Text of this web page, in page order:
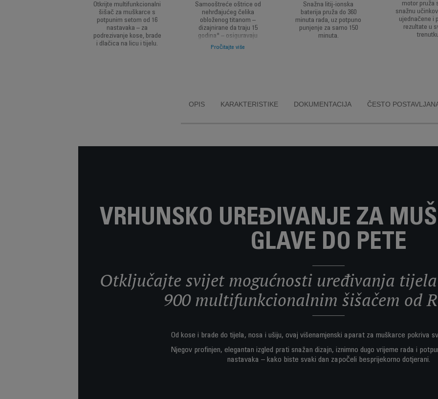
Otkrijte multifunkcionalni
šišač za muškarce s
potpunim setom od 16
nastavaka – za
podrezivanje kose, brade
i dlačica na licu i tijelu.
Samooštreće oštrice od
nehrđajućeg čelika
obloženog titanom –
dizajnirane da traju 15
godina* – osiguravaju
visoku učinkovitost za
savršeno rezanje.
Pročitajte više
Snažna litij-ionska
baterija pruža do 360
minuta rada, uz potpuno
punjenje za samo 150
minuta.
motor pruža
snažnu
ujednačene i
rezultate u
OPIS KARAKTERISTIKE DOKUMENTACIJA ČESTO
VRHUNSKO UREĐIVANJE ZA
GLAVE DO PETE
Otključajte svijet mogućnosti uređivanja tijela
900 multifunkcionalnim šišačem od
Od kose i brade do tijela, nosa i ušiju, ovaj višenamjenski aparat za muškarce pokriva
Njegov profinjen, elegantan izgled prati snažan dizajn, iznimno dugo vrijeme rada i
nastavaka – kako biste svaki dan započeli besprijekorno dotjerani.